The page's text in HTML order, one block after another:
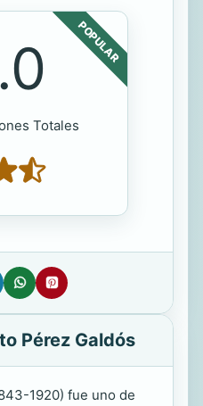
POPULAR
Totales
Pérez Galdós
1920) fue uno de